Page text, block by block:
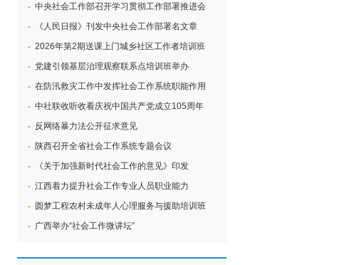
中央社会工作部召开学习贯彻工作部署推进会
《人民日报》刊发中央社会工作部署名文章
2026年第2期送课上门城乡社区工作者培训班
党建引领基层治理观察联系点培训班举办
在防汛救灾工作中发挥社会工作系统职能作用
中社联收听收看庆祝中国共产党成立105周年
反网络暴力法公开征求意见
陕西召开全省社会工作系统专题会议
《关于加强新时代社会工作的意见》印发
江西着力提升社会工作专业人员职业能力
圆梦工程农村未成年人心理服务与援助培训班
广西举办“社会工作微讲坛”